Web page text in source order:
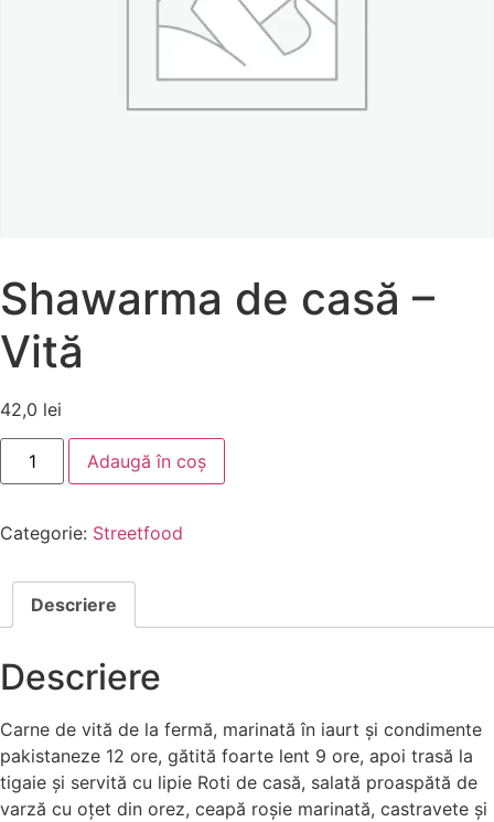
Shawarma de casă –
Vită
42,0 lei
Adaugă în coș
Categorie: Streetfood
Descriere
Descriere
Carne de vită de la fermă, marinată în iaurt și condimente
pakistaneze 12 ore, gătită foarte lent 9 ore, apoi trasă la
tigaie și servită cu lipie Roti de casă, salată proaspătă de
varză cu oțet din orez, ceapă roșie marinată, castravete și